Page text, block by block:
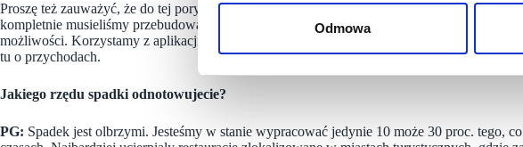
Odmowa
Proszę też zauważyć, że do tej pory nie mieliśmy styczności z dostawcami i większość
kompletnie musieliśmy przebudować strategię działania i jak łatwo się domyślić, nie było to
możliwości. Korzystamy z aplikacji do zamówień i wykorzystujemy własny personel do
tu o przychodach.
Jakiego rzędu spadki odnotowujecie?
PG: Spadek jest olbrzymi. Jesteśmy w stanie wypracować jedynie 10 może 30 proc. tego,